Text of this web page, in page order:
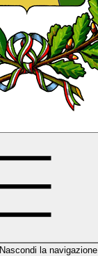
Nascondi la navigazione